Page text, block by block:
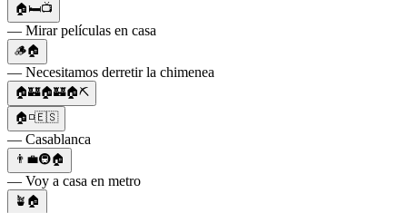
🏠🛏📺
— Mirar películas en casa
🪵🏠
— Necesitamos derretir la chimenea
🏠🏰🏠🏰🏠⛏️
🏠◽🇪🇸
— Casablanca
👨‍💼🚇🏠
— Voy a casa en metro
🪴🏠